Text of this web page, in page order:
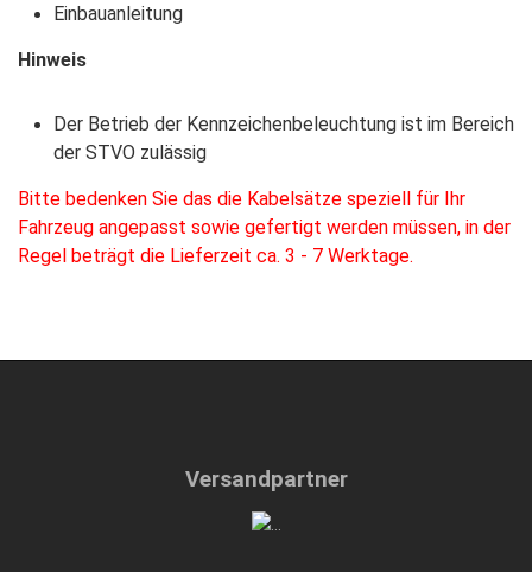
Einbauanleitung
Hinweis
Der Betrieb der Kennzeichenbeleuchtung ist im Bereich
der STVO zulässig
Bitte bedenken Sie das die Kabelsätze speziell für Ihr
Fahrzeug angepasst sowie gefertigt werden müssen, in der
Regel beträgt die Lieferzeit ca. 3 - 7 Werktage.
Versandpartner